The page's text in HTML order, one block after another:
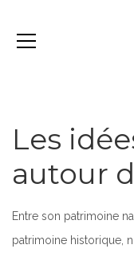
Les
autour
Entre son patrimoine
patrimoine historique,